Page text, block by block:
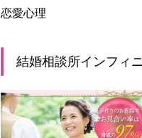
恋愛心理
結婚相談所インフィ